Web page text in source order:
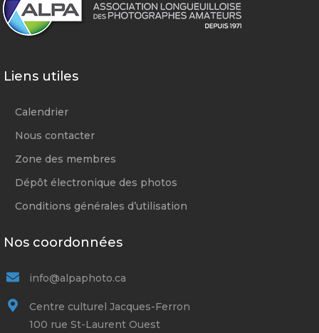
Liens utiles
Calendrier
Nous contacter
Zone des membres
Dépôt électronique des photos
Conditions générales d’utilisation
Nos coordonnées
info@alpaphoto.ca
Centre culturel Jacques-Ferron
100 rue St-Laurent Ouest